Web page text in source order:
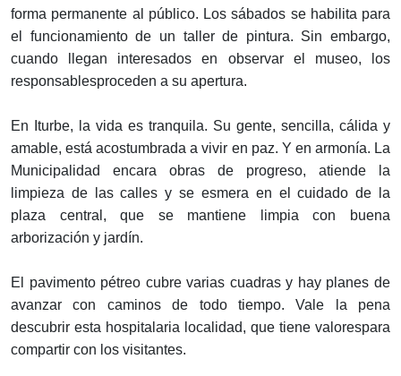
forma permanente al público. Los sábados se habilita para
el funcionamiento de un taller de pintura. Sin embargo,
cuando llegan interesados en observar el museo, los
responsablesproceden a su apertura.
En Iturbe, la vida es tranquila. Su gente, sencilla, cálida y
amable, está acostumbrada a vivir en paz. Y en armonía. La
Municipalidad encara obras de progreso, atiende la
limpieza de las calles y se esmera en el cuidado de la
plaza central, que se mantiene limpia con buena
arborización y jardín.
El pavimento pétreo cubre varias cuadras y hay planes de
avanzar con caminos de todo tiempo. Vale la pena
descubrir esta hospitalaria localidad, que tiene valorespara
compartir con los visitantes.